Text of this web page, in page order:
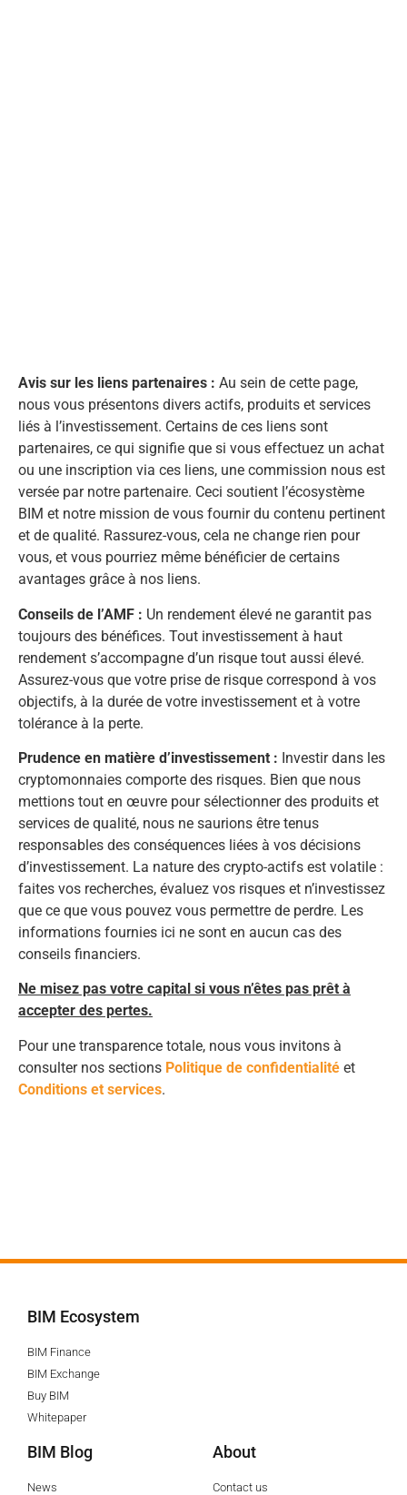
Avis sur les liens partenaires : Au sein de cette page,
nous vous présentons divers actifs, produits et services
liés à l’investissement. Certains de ces liens sont
partenaires, ce qui signifie que si vous effectuez un achat
ou une inscription via ces liens, une commission nous est
versée par notre partenaire. Ceci soutient l’écosystème
BIM et notre mission de vous fournir du contenu pertinent
et de qualité. Rassurez-vous, cela ne change rien pour
vous, et vous pourriez même bénéficier de certains
avantages grâce à nos liens.
Conseils de l’AMF : Un rendement élevé ne garantit pas
toujours des bénéfices. Tout investissement à haut
rendement s’accompagne d’un risque tout aussi élevé.
Assurez-vous que votre prise de risque correspond à vos
objectifs, à la durée de votre investissement et à votre
tolérance à la perte.
Prudence en matière d’investissement : Investir dans les
cryptomonnaies comporte des risques. Bien que nous
mettions tout en œuvre pour sélectionner des produits et
services de qualité, nous ne saurions être tenus
responsables des conséquences liées à vos décisions
d’investissement. La nature des crypto-actifs est volatile :
faites vos recherches, évaluez vos risques et n’investissez
que ce que vous pouvez vous permettre de perdre. Les
informations fournies ici ne sont en aucun cas des
conseils financiers.
Ne misez pas votre capital si vous n’êtes pas prêt à
accepter des pertes.
Pour une transparence totale, nous vous invitons à
consulter nos sections Politique de confidentialité et
Conditions et services.
BIM Ecosystem
BIM Finance
BIM Exchange
Buy BIM
Whitepaper
BIM Blog
News
About
Contact us